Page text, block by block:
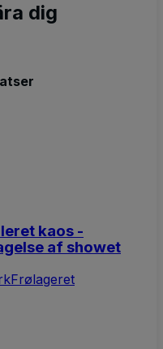
dig
kaos -
af showet
Frølageret